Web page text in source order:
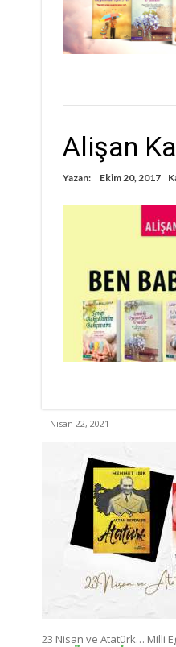
Alişan
Yazan: Ekim 20, 2017
Nisan 22, 2021
23 Nisan ve Atatürk… Milli